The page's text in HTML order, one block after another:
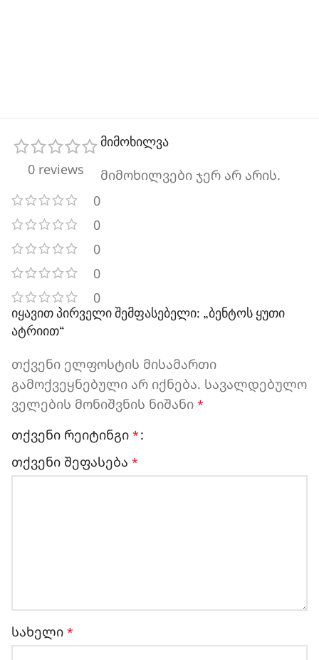
0 reviews
0
0
0
0
0
მიმოხილვა
მიმოხილვები ჯერ არ არის.
იყავით პირველი შემფასებელი: „ბენტოს ყუთი
ატრიით“
თქვენი ელფოსტის მისამართი
გამოქვეყნებული არ იქნება. სავალდებულო
ველების მონიშვნის ნიშანი *
თქვენი რეიტინგი *
თქვენი შეფასება *
სახელი *